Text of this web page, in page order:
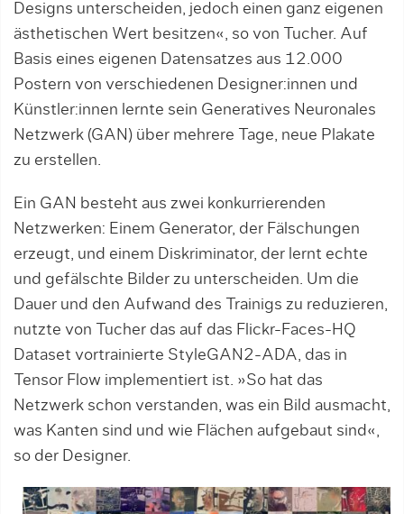
Designs unterscheiden, jedoch einen ganz eigenen
ästhetischen Wert besitzen«, so von Tucher. Auf
Basis eines eigenen Datensatzes aus 12.000
Postern von verschiedenen Designer:innen und
Künstler:innen lernte sein Generatives Neuronales
Netzwerk (GAN) über mehrere Tage, neue Plakate
zu erstellen.
Ein GAN besteht aus zwei konkurrierenden
Netzwerken: Einem Generator, der Fälschungen
erzeugt, und einem Diskriminator, der lernt echte
und gefälschte Bilder zu unterscheiden. Um die
Dauer und den Aufwand des Trainigs zu reduzieren,
nutzte von Tucher das auf das Flickr-Faces-HQ
Dataset vortrainierte StyleGAN2-ADA, das in
Tensor Flow implementiert ist. »So hat das
Netzwerk schon verstanden, was ein Bild ausmacht,
was Kanten sind und wie Flächen aufgebaut sind«,
so der Designer.